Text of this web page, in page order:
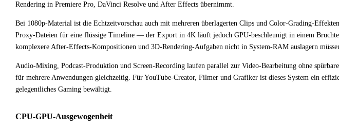
Rendering in Premiere Pro, DaVinci Resolve und After Effects übernimmt.
Bei 1080p-Material ist die Echtzeitvorschau auch mit mehreren überlagerten Clips und Color-Grading-
Proxy-Dateien für eine flüssige Timeline — der Export in 4K läuft jedoch GPU-beschleunigt in einem
komplexere After-Effects-Kompositionen und 3D-Rendering-Aufgaben nicht in System-RAM auslagern
Audio-Mixing, Podcast-Produktion und Screen-Recording laufen parallel zur Video-Bearbeitung ohne
für mehrere Anwendungen gleichzeitig. Für YouTube-Creator, Filmer und Grafiker ist dieses System ein
gelegentliches Gaming bewältigt.
CPU-GPU-Ausgewogenheit